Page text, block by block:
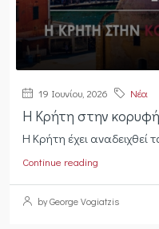
19 Ιουνίου, 2026 Νέα
Η Κρήτη στην
Η Κρήτη έχει αναδειχθεί
Continue reading
by George Vogiatzis